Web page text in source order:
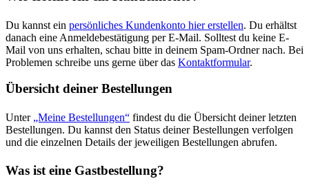
Du kannst ein persönliches Kundenkonto hier erstellen. Du erhältst
danach eine Anmeldebestätigung per E-Mail. Solltest du keine E-
Mail von uns erhalten, schau bitte in deinem Spam-Ordner nach. Bei
Problemen schreibe uns gerne über das Kontaktformular.
Übersicht deiner Bestellungen
Unter „Meine Bestellungen“ findest du die Übersicht deiner letzten
Bestellungen. Du kannst den Status deiner Bestellungen verfolgen
und die einzelnen Details der jeweiligen Bestellungen abrufen.
Was ist eine Gastbestellung?